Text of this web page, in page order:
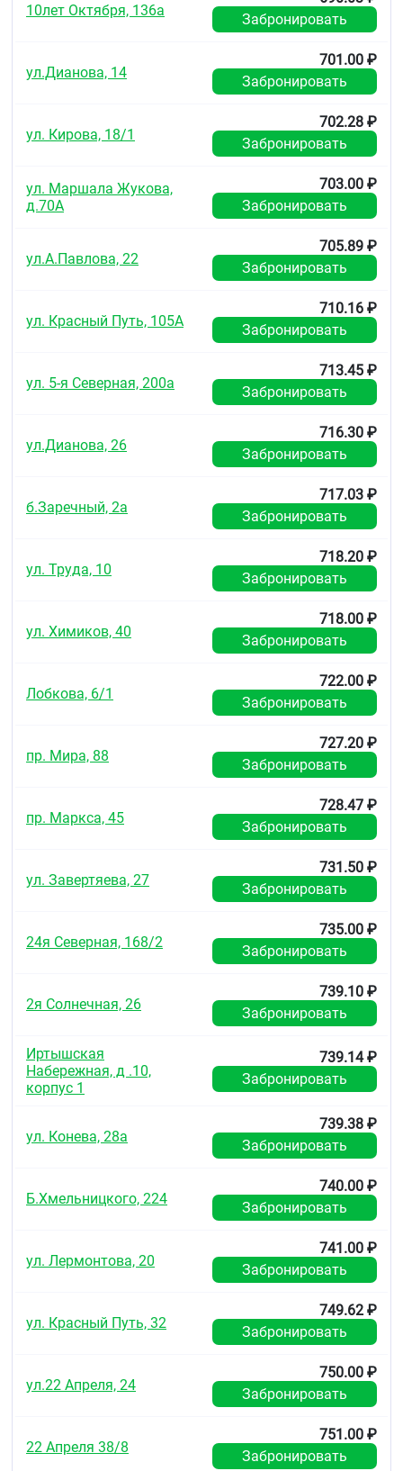
10лет Октября, 136а
Забронировать
ул.Дианова, 14
701.00 ₽
Забронировать
ул. Кирова, 18/1
702.28 ₽
Забронировать
ул. Маршала Жукова,
д.70А
703.00 ₽
Забронировать
ул.А.Павлова, 22
705.89 ₽
Забронировать
ул. Красный Путь, 105А
710.16 ₽
Забронировать
ул. 5-я Северная, 200а
713.45 ₽
Забронировать
ул.Дианова, 26
716.30 ₽
Забронировать
б.Заречный, 2а
717.03 ₽
Забронировать
ул. Труда, 10
718.20 ₽
Забронировать
ул. Химиков, 40
718.00 ₽
Забронировать
Лобкова, 6/1
722.00 ₽
Забронировать
пр. Мира, 88
727.20 ₽
Забронировать
пр. Маркса, 45
728.47 ₽
Забронировать
ул. Завертяева, 27
731.50 ₽
Забронировать
24я Северная, 168/2
735.00 ₽
Забронировать
2я Солнечная, 26
739.10 ₽
Забронировать
Иртышская
Набережная, д .10,
корпус 1
739.14 ₽
Забронировать
ул. Конева, 28а
739.38 ₽
Забронировать
Б.Хмельницкого, 224
740.00 ₽
Забронировать
ул. Лермонтова, 20
741.00 ₽
Забронировать
ул. Красный Путь, 32
749.62 ₽
Забронировать
ул.22 Апреля, 24
750.00 ₽
Забронировать
22 Апреля 38/8
751.00 ₽
Забронировать